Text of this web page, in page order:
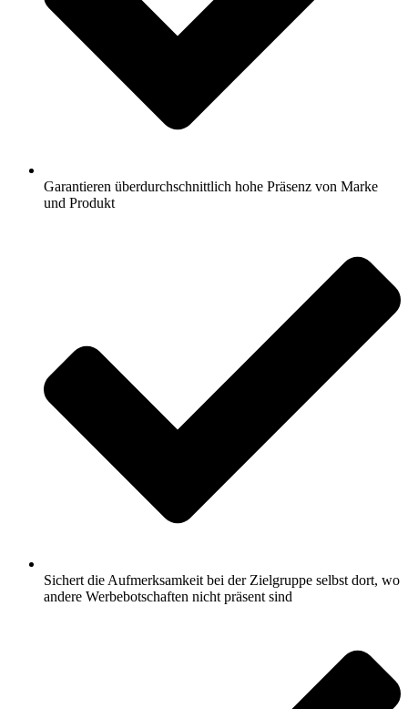
Garantieren überdurchschnittlich hohe Präsenz von Marke
und Produkt
Sichert die Aufmerksamkeit bei der Zielgruppe selbst dort, wo
andere Werbebotschaften nicht präsent sind